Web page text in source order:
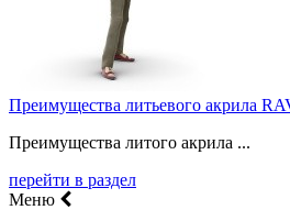
Преимущества литьевого акрила
Преимущества литого акрила ...
перейти в раздел
Меню